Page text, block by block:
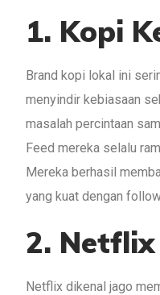
1. Kopi
Brand kopi lokal ini
menyindir kebiasaan
masalah percintaan
Feed mereka selalu
Mereka berhasil
yang kuat dengan
2. Netflix
Netflix dikenal jago